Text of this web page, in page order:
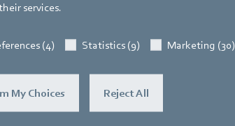
services.
(4) Statistics (9) Marketing (30)
My Choices Reject All